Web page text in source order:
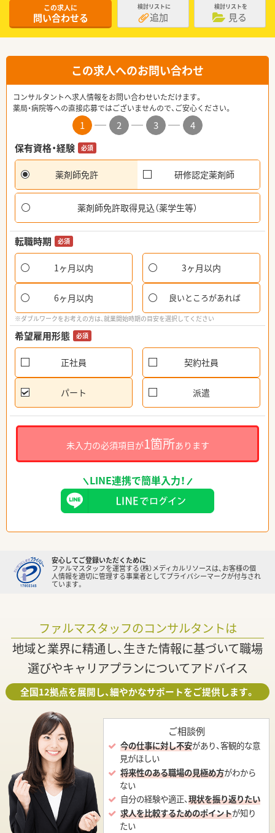
この求人に
問い合わせる
検討リストに
追加
検討リストを
見る
この求人へのお問い合わせ
コンサルタントへ求人情報をお問い合わせいただけます。
薬局・病院等への直接応募ではございませんので、ご安心ください。
1 2 3
4
保有資格・経験
必須
薬剤師免許 研修認定薬剤師
薬剤師免許取得見込（薬学生等）
転職時期 必須
1ヶ月以内 3ヶ月以内
6ヶ月以内 良いところがあれば
※ダブルワークをお考えの方は、就業開始時期の目安を選択してください
希望雇用形態 必須
正社員 契約社員
パート 派遣
未入力の必須項目が1箇所あります
LINE連携で簡単入力！
安心してご登録いただくために
ファルマスタッフを運営する（株）メディカルリソースは、お客様の個
人情報を適切に管理する事業者としてプライバシーマークが付与され
ています。
ファルマスタッフのコンサルタントは
地域と業界に精通し、生きた情報に基づいて職場
選びやキャリアプランについてアドバイス
全国12拠点を展開し、細やかなサポートをご提供します。
ご相談例
今の仕事に対し不安があり、客観的な意
見がほしい
将来性のある職場の見極め方がわから
ない
自分の経験や適正、現状を振り返りたい
求人を比較するためのポイントが知り
たい